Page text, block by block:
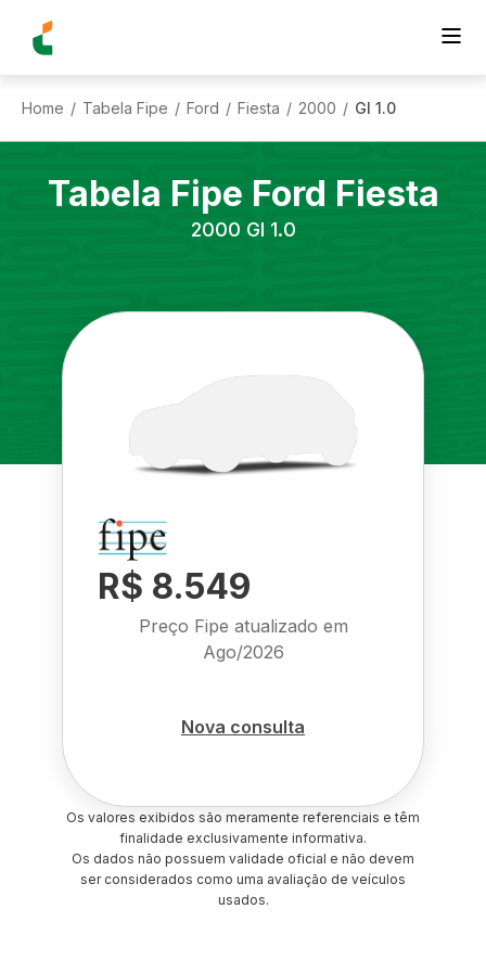
Home / Tabela Fipe / Ford / Fiesta / 2000 / Gl 1.0
Tabela Fipe Ford Fiesta
2000 Gl 1.0
R$ 8.549
Preço Fipe atualizado em
Ago/2026
Nova consulta
Os valores exibidos são meramente referenciais e têm
finalidade exclusivamente informativa.
Os dados não possuem validade oficial e não devem
ser considerados como uma avaliação de veículos
usados.